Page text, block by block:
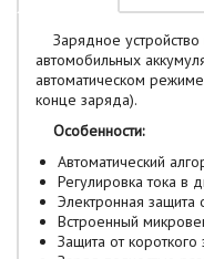
Зарядное
автомобильных
автоматическом
конце заряда).
Особенности:
Автоматический
Регулировка тока в
Электронная защита
Встроенный
Защита от короткого